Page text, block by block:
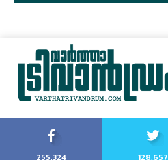
255,324 128,657